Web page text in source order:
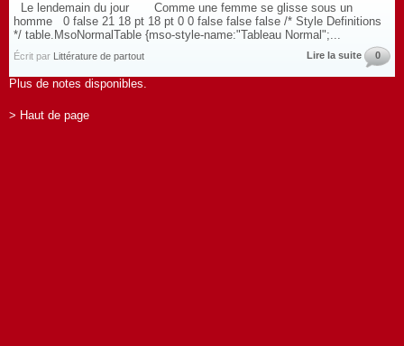
Le lendemain du jour Comme une femme se glisse sous un
homme 0 false 21 18 pt 18 pt 0 0 false false false /* Style Definitions
*/ table.MsoNormalTable {mso-style-name:"Tableau Normal";...
Écrit par Littérature de partout Lire la suite 0
Plus de notes disponibles.
> Haut de page